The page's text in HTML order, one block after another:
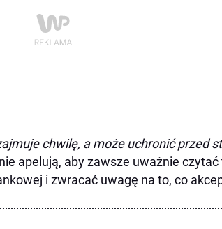
chwilę, a może uchronić przed
apelują, aby zawsze uważnie czytać
i zwracać uwagę na to, co